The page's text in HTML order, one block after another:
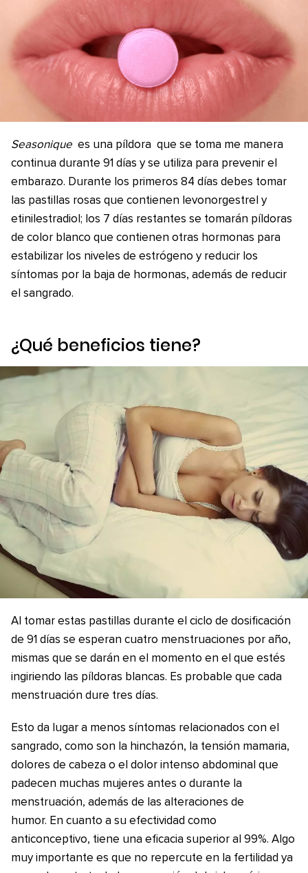
Seasonique es una píldora que se toma me manera
continua durante 91 días y se utiliza para prevenir el
embarazo. Durante los primeros 84 días debes tomar
las pastillas rosas que contienen levonorgestrel y
etinilestradiol; los 7 días restantes se tomarán píldoras
de color blanco que contienen otras hormonas para
estabilizar los niveles de estrógeno y reducir los
síntomas por la baja de hormonas, además de reducir
el sangrado.
¿Qué beneficios tiene?
Al tomar estas pastillas durante el ciclo de dosificación
de 91 días se esperan cuatro menstruaciones por año,
mismas que se darán en el momento en el que estés
ingiriendo las píldoras blancas. Es probable que cada
menstruación dure tres días.
Esto da lugar a menos síntomas relacionados con el
sangrado, como son la hinchazón, la tensión mamaria,
dolores de cabeza o el dolor intenso abdominal que
padecen muchas mujeres antes o durante la
menstruación, además de las alteraciones de
humor. En cuanto a su efectividad como
anticonceptivo, tiene una eficacia superior al 99%. Algo
muy importante es que no repercute en la fertilidad ya